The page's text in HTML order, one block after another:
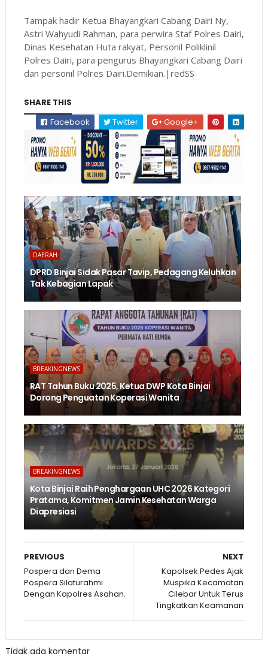
Tampak hadir Ketua Bhayangkari Cabang Dairi Ny,
Astri Wahyudi Rahman, para perwira Staf Polres Dairi,
Dinas Kesehatan Huta rakyat, Personil Poliklinil
Polres Dairi, para pengurus Bhayangkari Cabang Dairi
dan personil Polres Dairi.Demikian.|redSS
SHARE THIS
Facebook
Twitter Google+
DAERAH
DPRD Binjai Sidak Pasar Tavip, Pedagang Keluhkan
Tak Kebagian Lapak
BREAKINGNEWS
RAT Tahun Buku 2025, Ketua DWP Kota Binjai
Dorong Penguatan Koperasi Wanita
BREAKINGNEWS
Kota Binjai Raih Penghargaan UHC 2026 Kategori
Pratama, Komitmen Jamin Kesehatan Warga
Diapresiasi
NEXT
Kapolsek Pedes Ajak
Muspika Kecamatan
Cilebar Untuk Terus
Tingkatkan Keamanan
PREVIOUS
Pospera dan Dema
Pospera Silaturahmi
Dengan Kapolres Asahan.
Tidak ada komentar